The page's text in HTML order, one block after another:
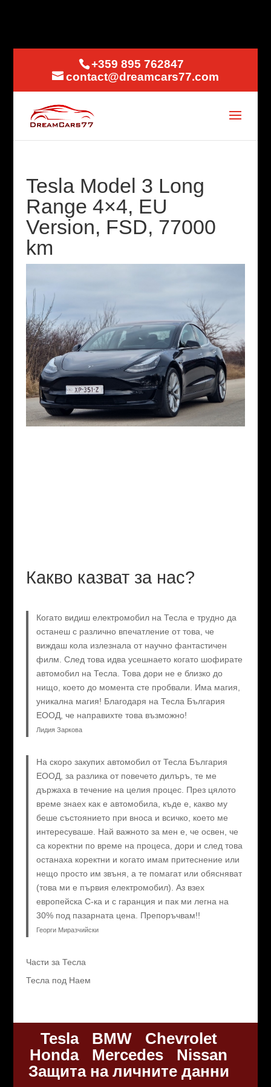
+359 895 762847
contact@dreamcars77.com
Tesla Model 3 Long
Range 4×4, EU
Version, FSD, 77000
km
Какво казват за нас?
Когато видиш електромобил на Тесла е трудно да
останеш с различно впечатление от това, че
виждаш кола излезнала от научно фантастичен
филм. След това идва усешнаето когато шофирате
автомобил на Тесла. Това дори не е близко до
нищо, което до момента сте пробвали. Има магия,
уникална магия! Благодаря на Тесла България
ЕООД, че направихте това възможно!
Лидия Заркова
На скоро закупих автомобил от Тесла България
ЕООД, за разлика от повечето дилъръ, те ме
държаха в течение на целия процес. През цялото
време знаех как е автомобила, къде е, какво му
беше състоянието при вноса и всичко, което ме
интересуваше. Най важното за мен е, че освен, че
са коректни по време на процеса, дори и след това
останаха коректни и когато имам притеснение или
нещо просто им звъня, а те помагат или обясняват
(това ми е първия електромобил). Аз взех
европейска C-ка и с гаранция и пак ми легна на
30% под пазарната цена. Препоръчвам!!
Георги Миразчийски
Части за Тесла
Тесла под Наем
Tesla BMW
Chevrolet
Honda
Mercedes
Nissan
Защита на личните данни